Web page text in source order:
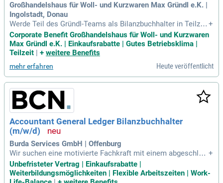
Großhandelshaus für Woll- und Kurzwaren Max Gründl e.K. |
Ingolstadt, Donau
Werde Teil des Gründl-Teams als Bilanzbuchhalter in Teilzeit
(20 Std./Woche) in Ingolstadt! Unser mehrfach ausgezeichn
etes Familienunternehmen ist eine führende Marke für Woll
e und Handarbeitsprodukte in Deutschland und Europa. Bei
sönlichkeiten, das eine starke Unternehmenskultur lebt. Dei
ne Aufgaben sind vielseitig und spannend, sodass dir nie lan
gweilig wird. Du bist verantwortlich für wichtige Bereiche un
serer Buchhaltung und Finanzorganisation. Bringe deine Fac
hkompetenz ein und gestalte aktiv die Zukunft unseres Unte
rnehmens mit!
+
Corporate Benefit Großhandelshaus für Woll- und Kurzwaren
Max Gründl e.K. | Einkaufsrabatte | Gutes Betriebsklima |
Teilzeit | + weitere Benefits
mehr erfahren Heute veröffentlicht
Accountant General Ledger Bilanzbuchhalter
(m/w/d)
Burda Services GmbH | Offenburg
Wir suchen eine motivierte Fachkraft mit einem abgeschlos
senen betriebswirtschaftlichen Studium im Bereich Finance
oder als Bilanzbuchhalter:in. Idealerweise bringst du relevan
te Erfahrungen aus der Finanzbuchhaltung oder Wirtschafts
+
Unbefristeter Vertrag | Einkaufsrabatte |
Weiterbildungsmöglichkeiten | Flexible Arbeitszeiten | Work-